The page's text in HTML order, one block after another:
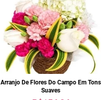
Arranjo De Flores Do Campo Em Tons
Suaves